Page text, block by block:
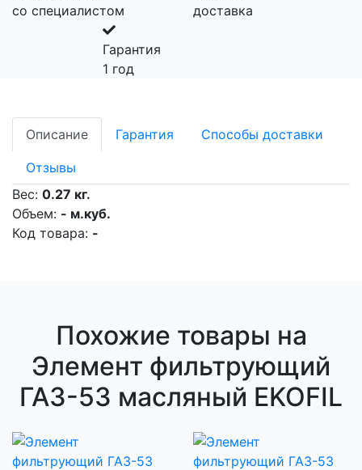
со специалистом
доставка
Гарантия
1 год
Описание Гарантия Способы доставки
Отзывы
Вес: 0.27 кг.
Объем: - м.куб.
Код товара: -
Похожие товары на
Элемент фильтрующий
ГАЗ-53 масляный EKOFIL